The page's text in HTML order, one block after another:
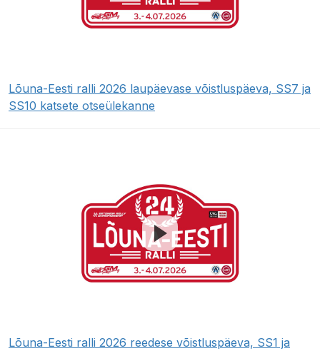
Lõuna-Eesti ralli 2026 laupäevase võistluspäeva, SS7 ja
SS10 katsete otseülekanne
Lõuna-Eesti ralli 2026 reedese võistluspäeva, SS1 ja